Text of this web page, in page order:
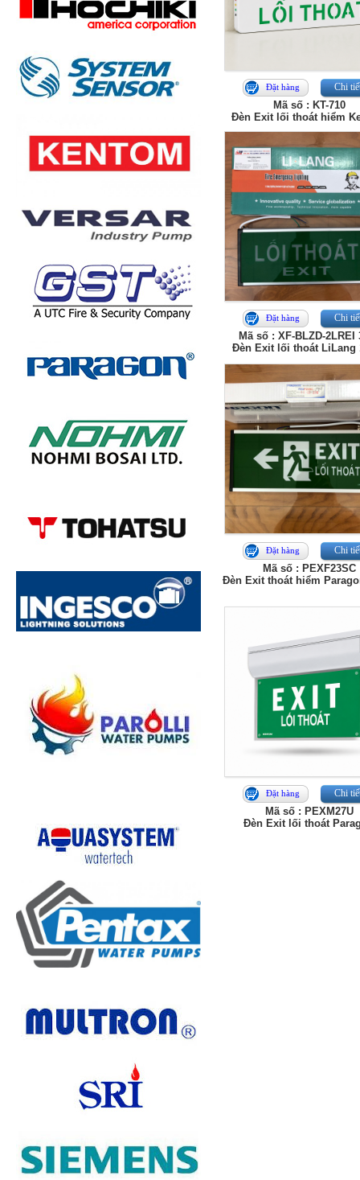
Đặt hàng Chi
Mã số : KT-710
Đèn Exit lối thoát hiểm
Đặt hàng Chi
Mã số : XF-BLZD-2LREI
Đèn Exit lối thoát LiLang
Đặt hàng Chi
Mã số : PEXF23SC
Đèn Exit thoát hiểm
Đặt hàng Chi
Mã số : PEXM27U
Đèn Exit lối thoát